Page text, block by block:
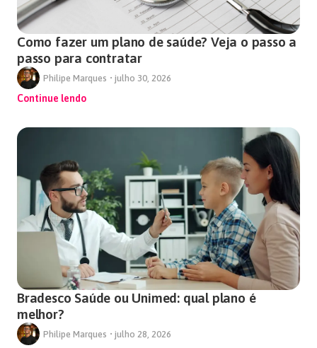
Como fazer um plano de saúde? Veja o passo a
passo para contratar
Philipe Marques • julho 30, 2026
Continue lendo
Bradesco Saúde ou Unimed: qual plano é
melhor?
Philipe Marques • julho 28, 2026